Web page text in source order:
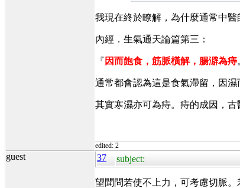
我現在終於瞭解，為什麼通常中
內經．生氣通天論篇第三：
『 因而飽食，筋脈橫解，腸澼為痔
通常都會認為這是食氣滯留，因
其實寒濕亦可為痔。痔的成因，
edited: 2
guest 37 subject:
望聞問若使不上力，可考慮切脈